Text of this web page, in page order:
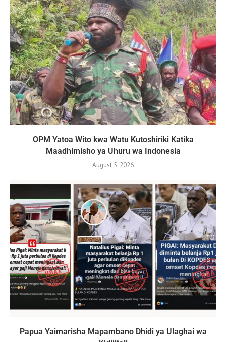
OPM Yatoa Wito kwa Watu Kutoshiriki Katika
Maadhimisho ya Uhuru wa Indonesia
August 5, 2026
Papua Yaimarisha Mapambano Dhidi ya Ulaghai wa